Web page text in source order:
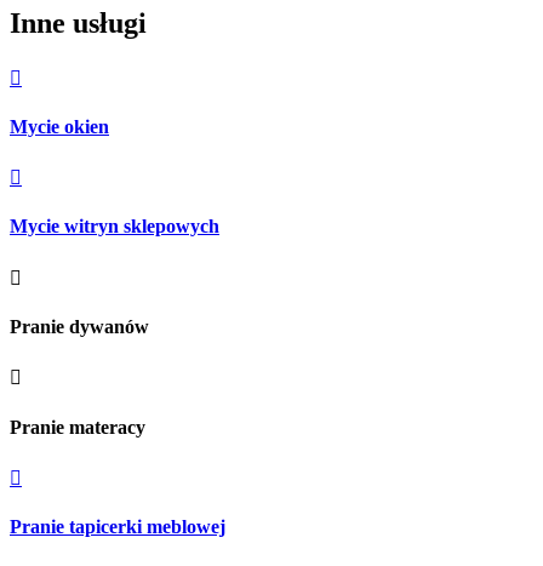
Inne usługi

Mycie okien

Mycie witryn sklepowych

Pranie dywanów

Pranie materacy

Pranie tapicerki meblowej